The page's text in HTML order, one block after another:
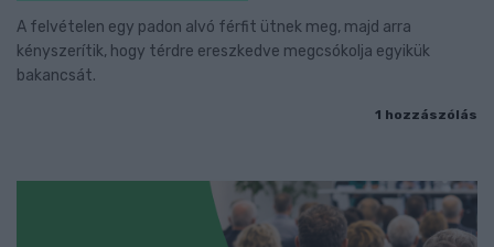
A felvételen egy padon alvó férfit ütnek meg, majd arra
kényszerítik, hogy térdre ereszkedve megcsókolja egyikük
bakancsát.
1 hozzászólás